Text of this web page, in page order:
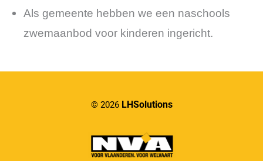
Als gemeente hebben we een naschools
zwemaanbod voor kinderen ingericht.
© 2026 LHSolutions